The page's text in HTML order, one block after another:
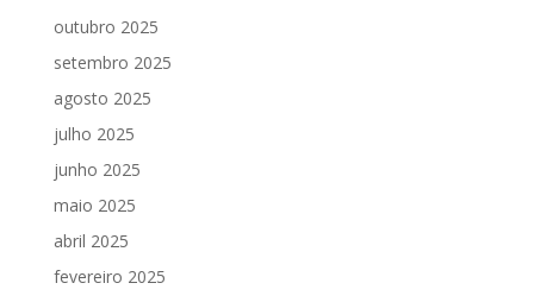
outubro 2025
setembro 2025
agosto 2025
julho 2025
junho 2025
maio 2025
abril 2025
fevereiro 2025